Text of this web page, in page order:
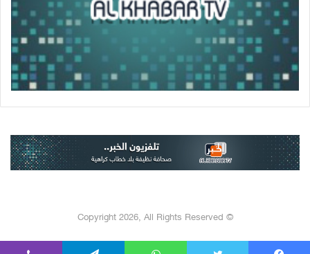
© Copyright 2026, All Rights Reserved